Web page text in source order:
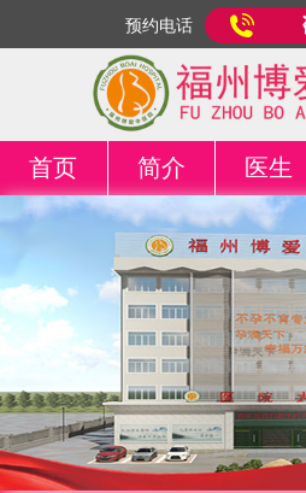
预约电话
首页 简介 医生